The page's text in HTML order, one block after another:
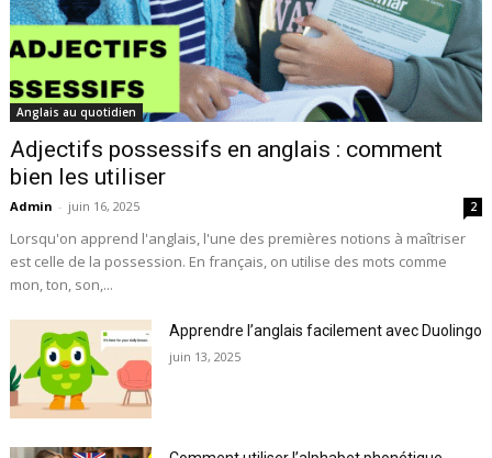
Anglais au quotidien
Adjectifs possessifs en anglais : comment
bien les utiliser
Admin - juin 16, 2025 2
Lorsqu'on apprend l'anglais, l'une des premières notions à maîtriser
est celle de la possession. En français, on utilise des mots comme
mon, ton, son,...
Apprendre l’anglais facilement avec Duolingo
juin 13, 2025